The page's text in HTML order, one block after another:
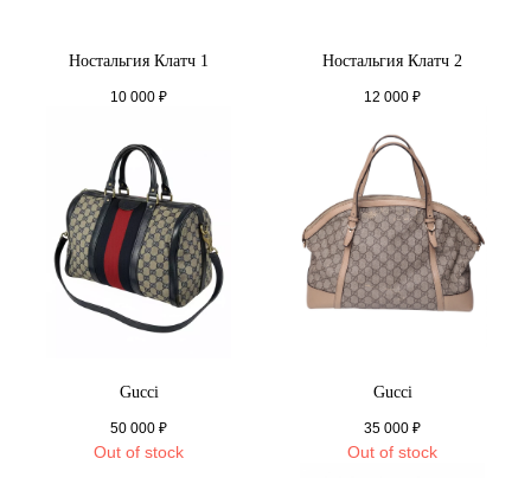
Ностальгия Клатч 1
10 000 ₽
Ностальгия Клатч 2
12 000 ₽
Gucci
50 000 ₽
Out of stock
Gucci
35 000 ₽
Out of stock